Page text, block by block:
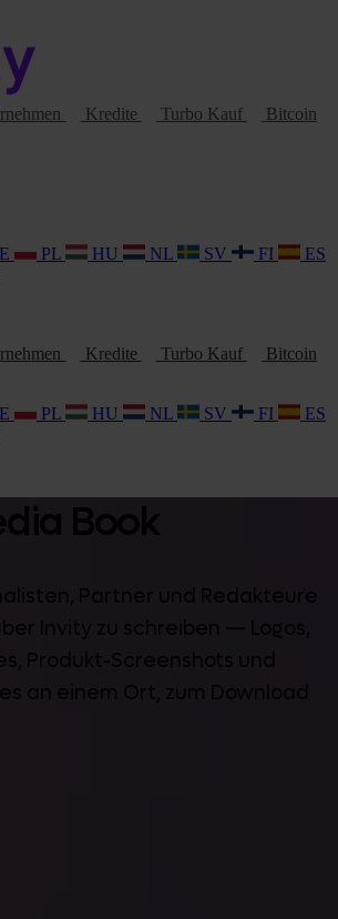
Kredite Turbo Kauf
Bitcoin
PL HU NL SV FI
ES
Kredite Turbo Kauf
Bitcoin
PL HU NL SV FI
ES
Book
Partner und Redakteure
Invity zu schreiben — Logos,
Produkt-Screenshots und
an einem Ort, zum Download